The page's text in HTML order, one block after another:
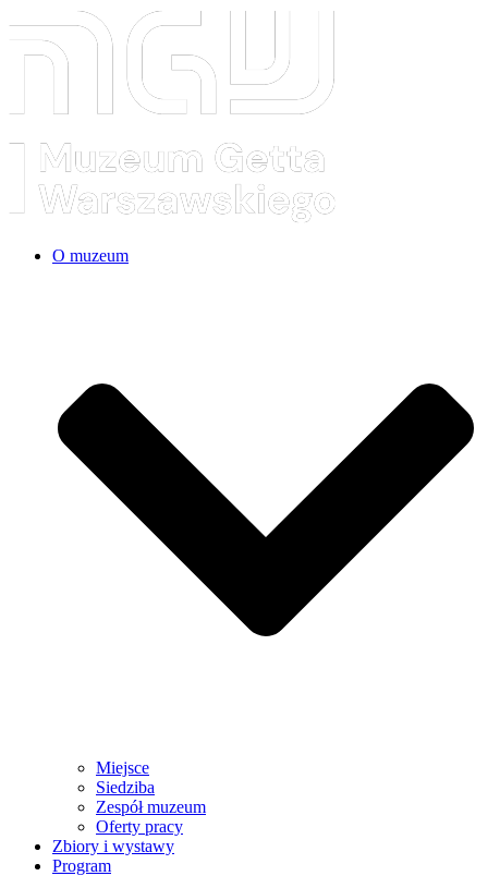
O muzeum
Miejsce
Siedziba
Zespół muzeum
Oferty pracy
Zbiory i wystawy
Program